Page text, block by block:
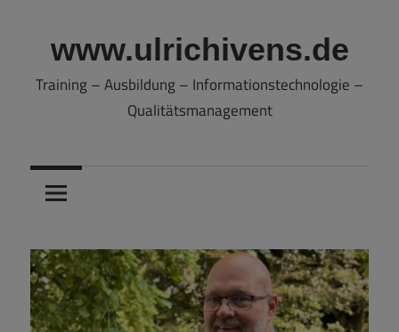
springen
www.ulrichivens.de
Training – Ausbildung – Informationstechnologie –
Qualitätsmanagement